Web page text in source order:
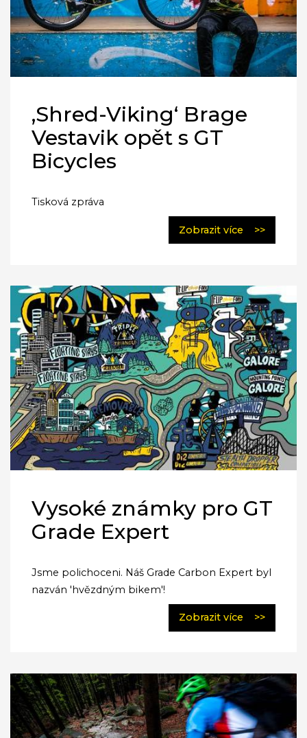
‚Shred-Viking‘ Brage
Vestavik opět s GT
Bicycles
Tisková zpráva
Zobrazit více >>
Vysoké známky pro GT
Grade Expert
Jsme polichoceni. Náš Grade Carbon Expert byl
nazván 'hvězdným bikem'!
Zobrazit více >>